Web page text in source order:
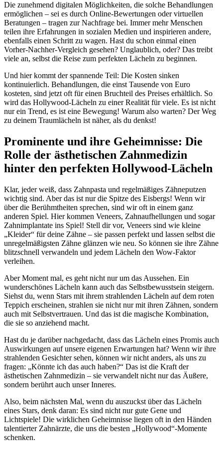
Die zunehmend digitalen Möglichkeiten, die solche Behandlungen
ermöglichen – sei es durch Online-Bewertungen oder virtuellen
Beratungen – tragen zur Nachfrage bei. Immer mehr Menschen
teilen ihre Erfahrungen in sozialen Medien und inspirieren andere,
ebenfalls einen Schritt zu wagen. Hast du schon einmal einen
Vorher-Nachher-Vergleich gesehen? Unglaublich, oder? Das treibt
viele an, selbst die Reise zum perfekten Lächeln zu beginnen.
Und hier kommt der spannende Teil: Die Kosten sinken
kontinuierlich. Behandlungen, die einst Tausende von Euro
kosteten, sind jetzt oft für einen Bruchteil des Preises erhältlich. So
wird das Hollywood-Lächeln zu einer Realität für viele. Es ist nicht
nur ein Trend, es ist eine Bewegung! Warum also warten? Der Weg
zu deinem Traumlächeln ist näher, als du denkst!
Prominente und ihre Geheimnisse: Die
Rolle der ästhetischen Zahnmedizin
hinter den perfekten Hollywood-Lächeln
Klar, jeder weiß, dass Zahnpasta und regelmäßiges Zähneputzen
wichtig sind. Aber das ist nur die Spitze des Eisbergs! Wenn wir
über die Berühmtheiten sprechen, sind wir oft in einem ganz
anderen Spiel. Hier kommen Veneers, Zahnaufhellungen und sogar
Zahnimplantate ins Spiel! Stell dir vor, Veneers sind wie kleine
„Kleider“ für deine Zähne – sie passen perfekt und lassen selbst die
unregelmäßigsten Zähne glänzen wie neu. So können sie ihre Zähne
blitzschnell verwandeln und jedem Lächeln den Wow-Faktor
verleihen.
Aber Moment mal, es geht nicht nur um das Aussehen. Ein
wunderschönes Lächeln kann auch das Selbstbewusstsein steigern.
Siehst du, wenn Stars mit ihrem strahlenden Lächeln auf dem roten
Teppich erscheinen, strahlen sie nicht nur mit ihren Zähnen, sondern
auch mit Selbstvertrauen. Und das ist die magische Kombination,
die sie so anziehend macht.
Hast du je darüber nachgedacht, dass das Lächeln eines Promis auch
Auswirkungen auf unsere eigenen Erwartungen hat? Wenn wir ihre
strahlenden Gesichter sehen, können wir nicht anders, als uns zu
fragen: „Könnte ich das auch haben?“ Das ist die Kraft der
ästhetischen Zahnmedizin – sie verwandelt nicht nur das Äußere,
sondern berührt auch unser Inneres.
Also, beim nächsten Mal, wenn du auszuckst über das Lächeln
eines Stars, denk daran: Es sind nicht nur gute Gene und
Lichtspiele! Die wirklichen Geheimnisse liegen oft in den Händen
talentierter Zahnärzte, die uns die besten „Hollywood“-Momente
schenken.